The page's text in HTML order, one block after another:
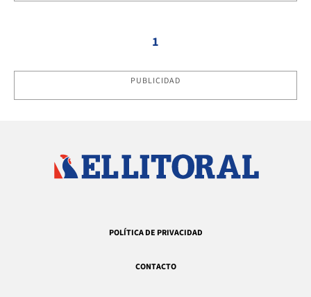
1
PUBLICIDAD
POLÍTICA DE PRIVACIDAD
CONTACTO